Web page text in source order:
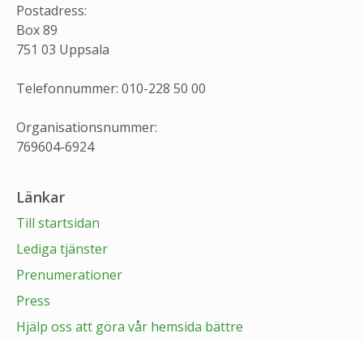
Postadress:
Box 89
751 03 Uppsala
Telefonnummer: 010-228 50 00
Organisationsnummer:
769604-6924
Länkar
Till startsidan
Lediga tjänster
Prenumerationer
Press
Hjälp oss att göra vår hemsida bättre